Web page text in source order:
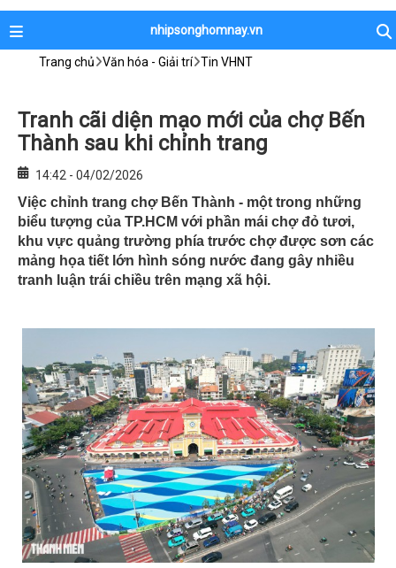
nhipsonghomnay.vn
Trang chủ Văn hóa - Giải trí Tin VHNT
Tranh cãi diện mạo mới của chợ Bến
Thành sau khi chỉnh trang
14:42 - 04/02/2026
Việc chỉnh trang chợ Bến Thành - một trong những
biểu tượng của TP.HCM với phần mái chợ đỏ tươi,
khu vực quảng trường phía trước chợ được sơn các
mảng họa tiết lớn hình sóng nước đang gây nhiều
tranh luận trái chiều trên mạng xã hội.